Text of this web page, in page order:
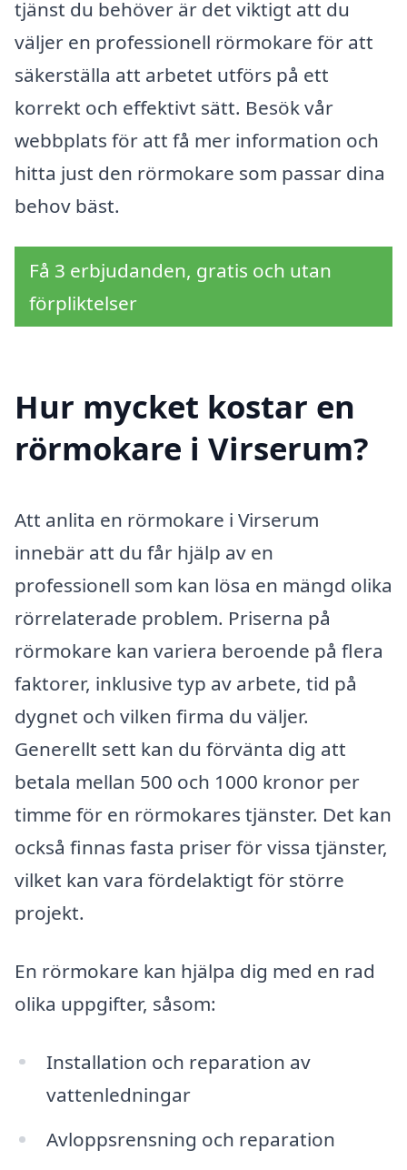
tjänst du behöver är det viktigt att du
väljer en professionell rörmokare för att
säkerställa att arbetet utförs på ett
korrekt och effektivt sätt. Besök vår
webbplats för att få mer information och
hitta just den rörmokare som passar dina
behov bäst.
Få 3 erbjudanden, gratis och utan
förpliktelser
Hur mycket kostar en
rörmokare i Virserum?
Att anlita en rörmokare i Virserum
innebär att du får hjälp av en
professionell som kan lösa en mängd olika
rörrelaterade problem. Priserna på
rörmokare kan variera beroende på flera
faktorer, inklusive typ av arbete, tid på
dygnet och vilken firma du väljer.
Generellt sett kan du förvänta dig att
betala mellan 500 och 1000 kronor per
timme för en rörmokares tjänster. Det kan
också finnas fasta priser för vissa tjänster,
vilket kan vara fördelaktigt för större
projekt.
En rörmokare kan hjälpa dig med en rad
olika uppgifter, såsom:
Installation och reparation av
vattenledningar
Avloppsrensning och reparation